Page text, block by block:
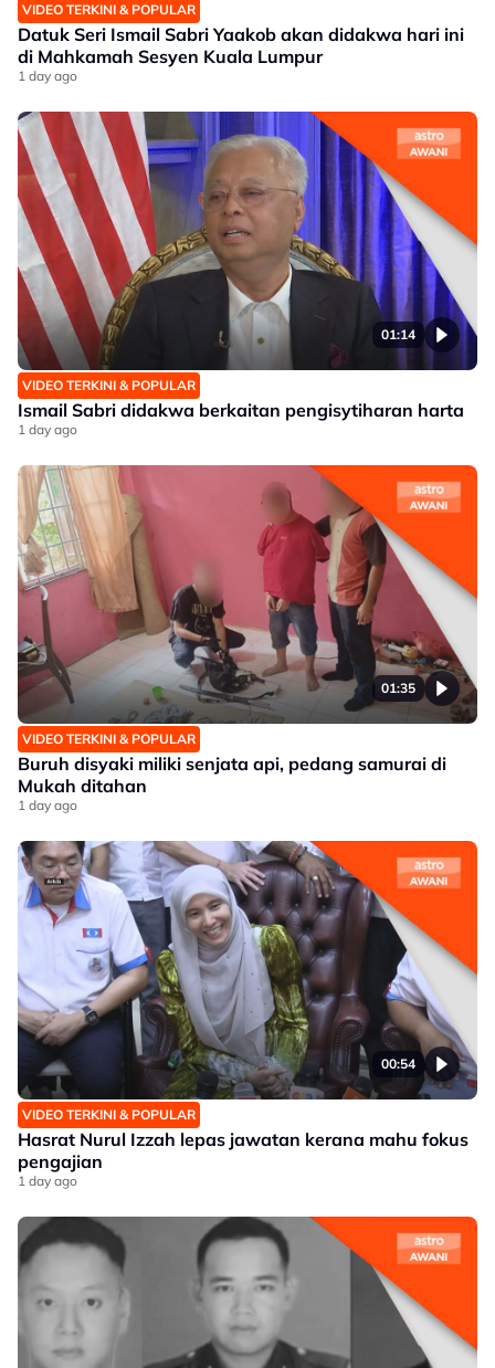
VIDEO TERKINI & POPULAR
Datuk Seri Ismail Sabri Yaakob akan didakwa hari ini
di Mahkamah Sesyen Kuala Lumpur
1 day ago
01:14
VIDEO TERKINI & POPULAR
Ismail Sabri didakwa berkaitan pengisytiharan harta
1 day ago
01:35
VIDEO TERKINI & POPULAR
Buruh disyaki miliki senjata api, pedang samurai di
Mukah ditahan
1 day ago
00:54
VIDEO TERKINI & POPULAR
Hasrat Nurul Izzah lepas jawatan kerana mahu fokus
pengajian
1 day ago